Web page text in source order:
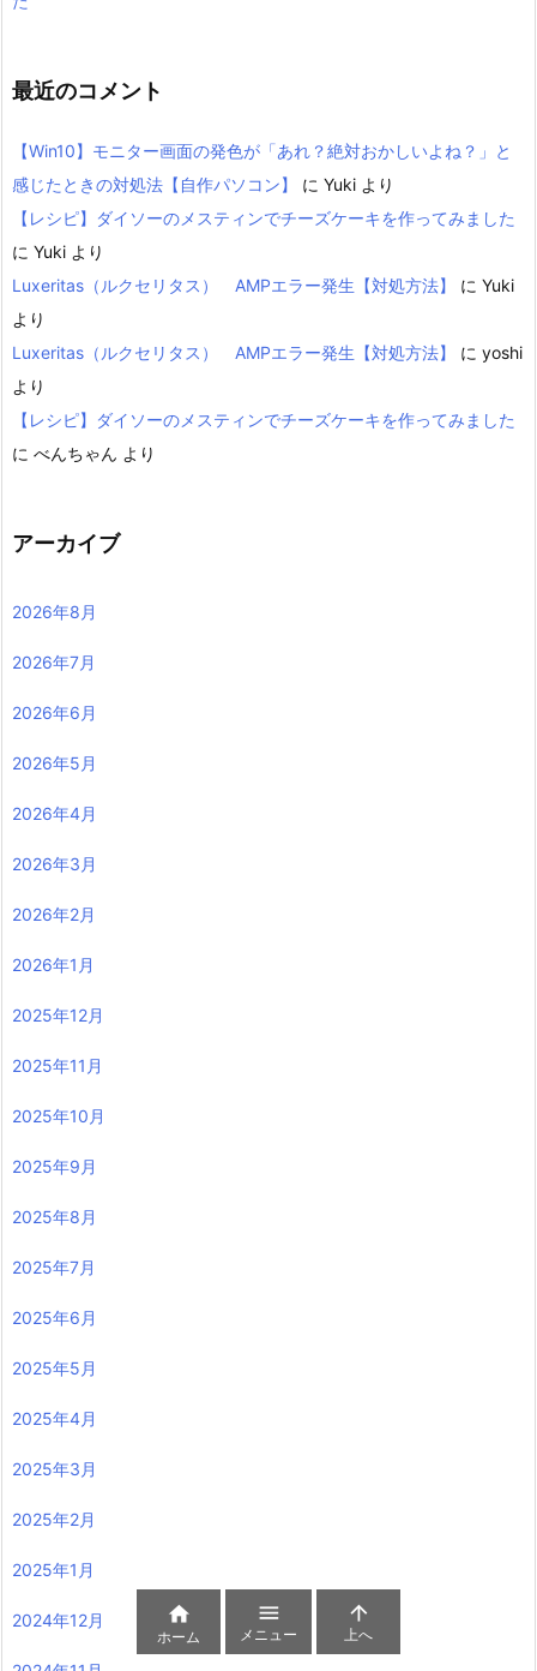
最近のコメント
【Win10】モニター画面の発色が「あれ？絶対おかしいよね？」と
感じたときの対処法【自作パソコン】
に Yuki より
【レシピ】ダイソーのメスティンでチーズケーキを作ってみました
に Yuki より
Luxeritas（ルクセリタス） AMPエラー発生【対処方法】
に Yuki
より
Luxeritas（ルクセリタス） AMPエラー発生【対処方法】
に yoshi
より
【レシピ】ダイソーのメスティンでチーズケーキを作ってみました
に べんちゃん より
アーカイブ
2026年8月
2026年7月
2026年6月
2026年5月
2026年4月
2026年3月
2026年2月
2026年1月
2025年12月
2025年11月
2025年10月
2025年9月
2025年8月
2025年7月
2025年6月
2025年5月
2025年4月
2025年3月
2025年2月
2025年1月
2024年12月 
ホーム

メニュー

上へ